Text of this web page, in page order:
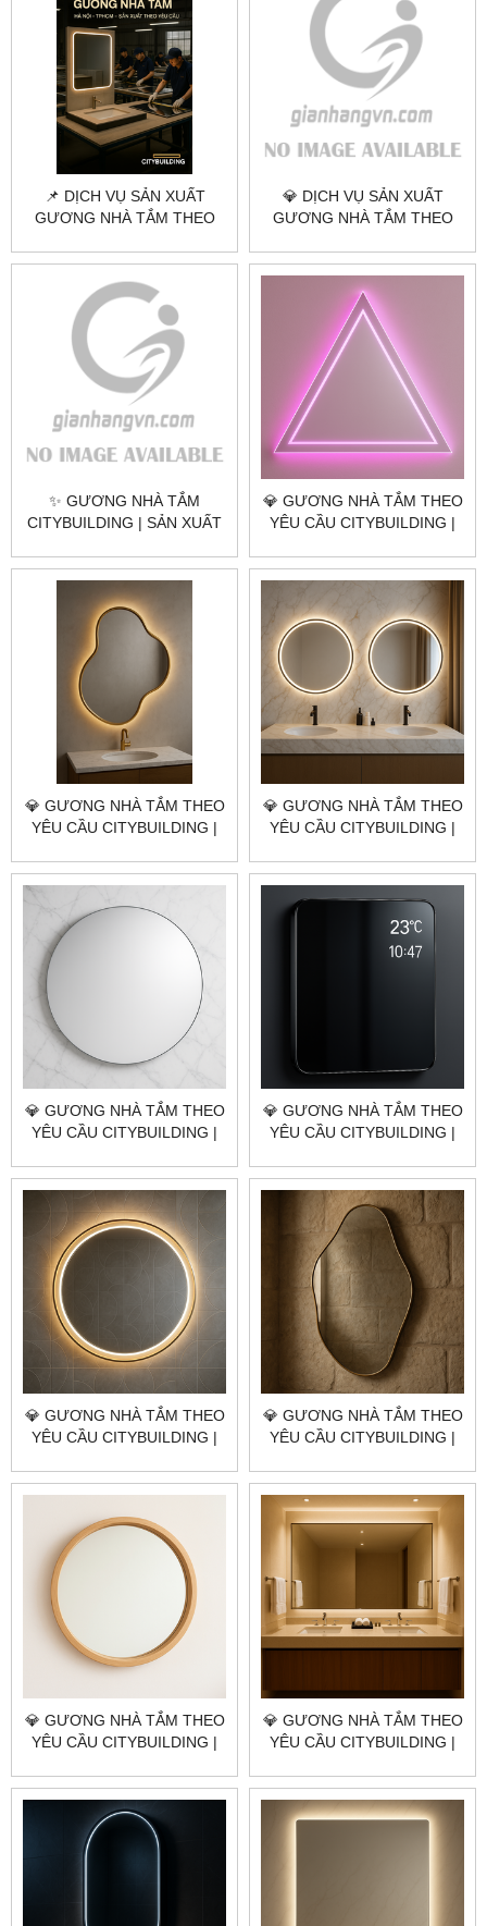
📌 DỊCH VỤ SẢN XUẤT
GƯƠNG NHÀ TẮM THEO
TPHCM
💎 DỊCH VỤ SẢN XUẤT
GƯƠNG NHÀ TẮM THEO
TPHCM | CITYBUILDING –
GIÁ TRỊ VĨNH CỬU
✨ GƯƠNG NHÀ TẮM
CITYBUILDING | SẢN XUẤT
CHỐNG ẨM, SANG TRỌNG,
💎 GƯƠNG NHÀ TẮM THEO
YÊU CẦU CITYBUILDING |
GIÁ GƯƠNG NHÀ TẮM TP.
THỦ ĐỨC TP.HCM
💎 GƯƠNG NHÀ TẮM THEO
YÊU CẦU CITYBUILDING |
GIÁ GƯƠNG NHÀ TẮM
💎 GƯƠNG NHÀ TẮM THEO
YÊU CẦU CITYBUILDING |
GIÁ GƯƠNG NHÀ TẮM
💎 GƯƠNG NHÀ TẮM THEO
YÊU CẦU CITYBUILDING |
GIÁ GƯƠNG NHÀ TẮM
HUYỆN CỦ CHI TP.HCM
💎 GƯƠNG NHÀ TẮM THEO
YÊU CẦU CITYBUILDING |
GIÁ GƯƠNG NHÀ TẮM
HUYỆN HÓC MÔN TP.HCM
💎 GƯƠNG NHÀ TẮM THEO
YÊU CẦU CITYBUILDING |
GIÁ GƯƠNG NHÀ TẮM
💎 GƯƠNG NHÀ TẮM THEO
YÊU CẦU CITYBUILDING |
GIÁ GƯƠNG NHÀ TẮM
QUẬN TÂN PHÚ TP.HCM
💎 GƯƠNG NHÀ TẮM THEO
YÊU CẦU CITYBUILDING |
GIÁ GƯƠNG NHÀ TẮM
QUẬN BÌNH THẠNH TP.HCM
💎 GƯƠNG NHÀ TẮM THEO
YÊU CẦU CITYBUILDING |
GIÁ GƯƠNG NHÀ TẮM
QUẬN 11 TP.HCM